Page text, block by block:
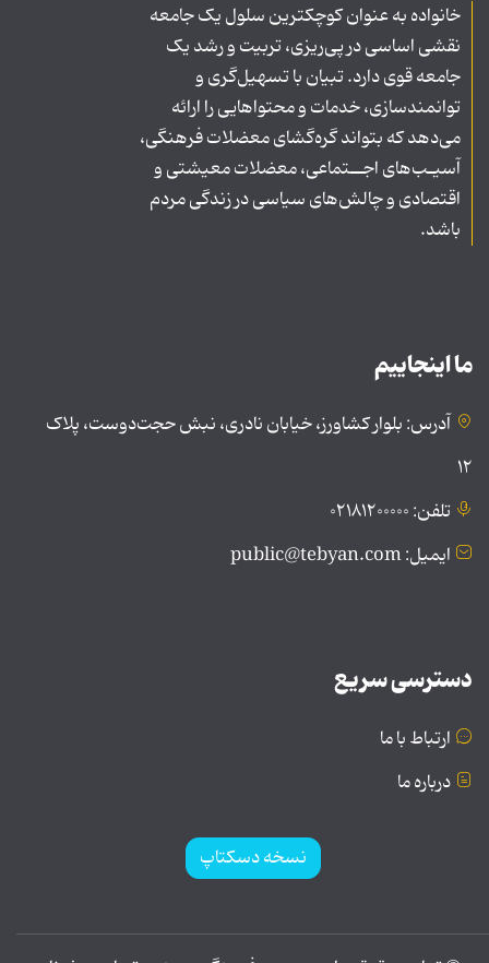
خانواده به عنوان کوچکترین سلول یک جامعه
نقشی اساسی در پی‌ریزی، تربیت و رشد یک
جامعه قوی دارد. تبیان با تسهیل‌گری و
توانمندسازی، خدمات و محتواهایی را ارائه
می‌دهد که بتواند گره‌گشای معضلات فرهنگی،
آسیـب‌های اجــتماعی، معضلات معیشتی و
اقتصادی و چالش‌های سیاسی در زندگی مردم
باشد.
ما اینجاییم
آدرس: بلوار کشاورز، خیابان نادری، نبش حجت‌دوست، پلاک
۱۲
تلفن: ۰۲۱۸۱۲۰۰۰۰۰
ایمیل: public@tebyan.com
دسترسی سریع
ارتباط با ما
درباره ما
نسخه دسکتاپ